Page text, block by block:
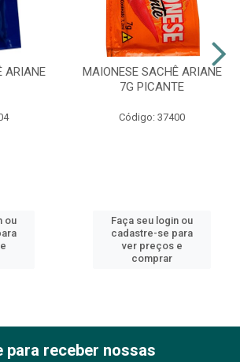
ARIANE
ou
MAIONESE SACHÊ ARIANE
7G PICANTE
Código: 37400
Faça seu login ou
cadastre-se para
ver preços e
comprar
para receber nossas